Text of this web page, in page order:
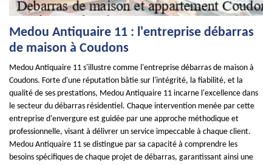
Medou Antiquaire 11 : l'entreprise débarras
de maison à Coudons
Medou Antiquaire 11 s'illustre comme l'entreprise débarras de maison à
Coudons. Forte d'une réputation bâtie sur l'intégrité, la fiabilité, et la
qualité de ses prestations, Medou Antiquaire 11 incarne l'excellence dans
le secteur du débarras résidentiel. Chaque intervention menée par cette
entreprise d'envergure est guidée par une approche méthodique et
professionnelle, visant à délivrer un service impeccable à chaque client.
Medou Antiquaire 11 se distingue par sa capacité à comprendre les
besoins spécifiques de chaque projet de débarras, garantissant ainsi une